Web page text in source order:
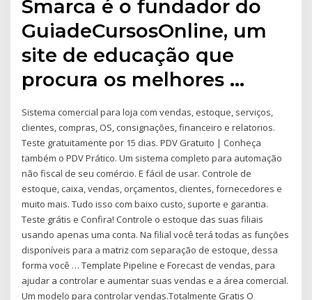
Smarca é o fundador do
GuiadeCursosOnline, um
site de educação que
procura os melhores …
Sistema comercial para loja com vendas, estoque, serviços,
clientes, compras, OS, consignações, financeiro e relatorios.
Teste gratuitamente por 15 dias. PDV Gratuito | Conheça
também o PDV Prático. Um sistema completo para automação
não fiscal de seu comércio. E fácil de usar. Controle de
estoque, caixa, vendas, orçamentos, clientes, fornecedores e
muito mais. Tudo isso com baixo custo, suporte e garantia.
Teste grátis e Confira! Controle o estoque das suas filiais
usando apenas uma conta. Na filial você terá todas as funções
disponíveis para a matriz com separação de estoque, dessa
forma você … Template Pipeline e Forecast de vendas, para
ajudar a controlar e aumentar suas vendas e a área comercial.
Um modelo para controlar vendas.Totalmente Gratis O